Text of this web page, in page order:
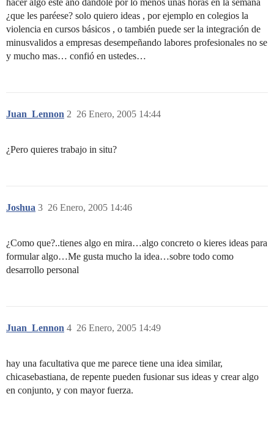
hacer algo este año dándole por lo menos unas horas en la semana
¿que les paréese? solo quiero ideas , por ejemplo en colegios la
violencia en cursos básicos , o también puede ser la integración de
minusvalidos a empresas desempeñando labores profesionales no se
y mucho mas… confió en ustedes…
Juan_Lennon 26 Enero, 2005 14:44
2
¿Pero quieres trabajo in situ?
Joshua 26 Enero, 2005 14:46
3
¿Como que?..tienes algo en mira…algo concreto o kieres ideas para
formular algo…Me gusta mucho la idea…sobre todo como
desarrollo personal
Juan_Lennon 26 Enero, 2005 14:49
4
hay una facultativa que me parece tiene una idea similar,
chicasebastiana, de repente pueden fusionar sus ideas y crear algo
en conjunto, y con mayor fuerza.